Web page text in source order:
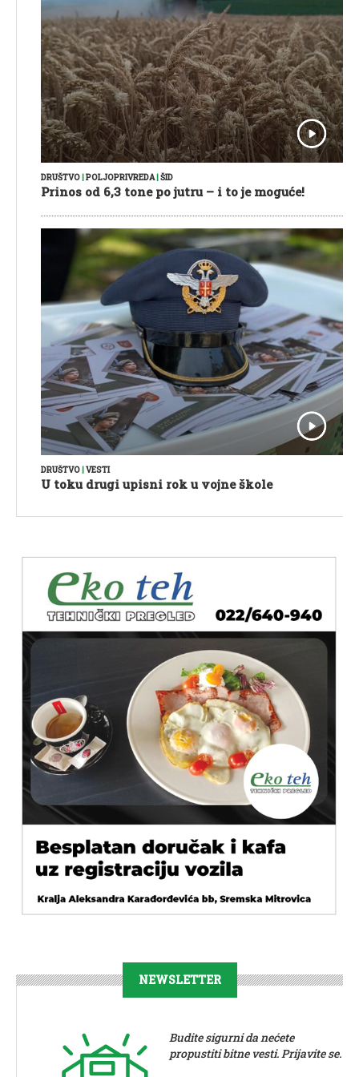
DRUŠTVO POLJOPRIVREDA| ŠID
Prinos od 6,3 tone po jutru – i to je moguće!
DRUŠTVO VESTI
U toku drugi upisni rok u vojne škole
NEWSLETTER
Budite sigurni da nećete
propustiti bitne vesti. Prijavite se.